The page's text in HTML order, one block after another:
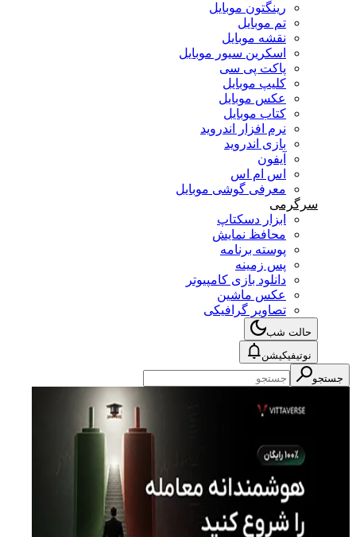
رینگتون موبایل
تم موبایل
نقشه موبایل
اسکرین سیور موبایل
پاکت پی سی
کلیپ موبایل
عکس موبایل
کتاب موبایل
نرم افزار اندروید
بازی اندروید
آیفون
اس ام اس
معرفی گوشی موبایل
سرگرمی
ابزار دسکتاپ
محافظ نمایش
پوسته برنامه
پس زمینه
دانلود بازی کامپیوتر
عکس ماشین
تصاویر گرافیکی
حالت شب
نوتیفیکیشن
جستجو